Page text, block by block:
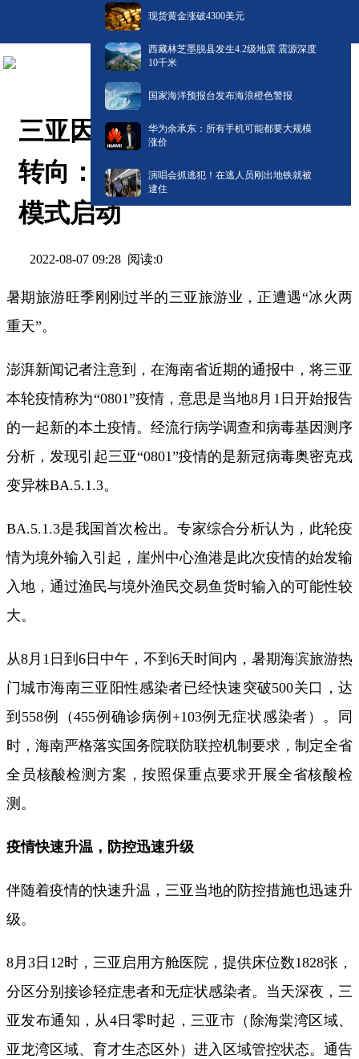
现货黄金涨破4300美元
西藏林芝墨脱县发生4.2级地震 震源深度
10千米
国家海洋预报台发布海浪橙色警报
华为余承东：所有手机可能都要大规模
涨价
演唱会抓逃犯！在逃人员刚出地铁就被
逮住
三亚因疫情旅游业6天内急速
转向：火爆行情暂停，战疫
模式启动
2022-08-07 09:28 阅读:0
暑期旅游旺季刚刚过半的三亚旅游业，正遭遇“冰火两
重天”。
澎湃新闻记者注意到，在海南省近期的通报中，将三亚
本轮疫情称为“0801”疫情，意思是当地8月1日开始报告
的一起新的本土疫情。经流行病学调查和病毒基因测序
分析，发现引起三亚“0801”疫情的是新冠病毒奥密克戎
变异株BA.5.1.3。
BA.5.1.3是我国首次检出。专家综合分析认为，此轮疫
情为境外输入引起，崖州中心渔港是此次疫情的始发输
入地，通过渔民与境外渔民交易鱼货时输入的可能性较
大。
从8月1日到6日中午，不到6天时间内，暑期海滨旅游热
门城市海南三亚阳性感染者已经快速突破500关口，达
到558例（455例确诊病例+103例无症状感染者）。同
时，海南严格落实国务院联防联控机制要求，制定全省
全员核酸检测方案，按照保重点要求开展全省核酸检
测。
疫情快速升温，防控迅速升级
伴随着疫情的快速升温，三亚当地的防控措施也迅速升
级。
8月3日12时，三亚启用方舱医院，提供床位数1828张，
分区分别接诊轻症患者和无症状感染者。当天深夜，三
亚发布通知，从4日零时起，三亚市（除海棠湾区域、
亚龙湾区域、育才生态区外）进入区域管控状态。通告